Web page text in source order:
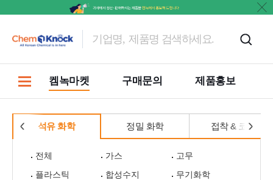
켐녹마켓 구매문의 제품홍보
석유 화학 정밀 화학 접착 & 코팅
전체 가스
고무
플라스틱
합성수지
무기화학